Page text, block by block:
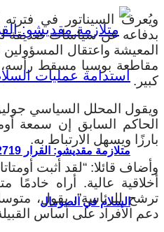
السلام في الصومال
ويُعرف السيناتور في
بدفاعه عن سياسات صديقة
المعيشة واعتقال
مقاطعة بوسيا مسقط رأسه،
كبير.
ويقول المحلل السياسي
الحاكم السابق إن سمعة
بارزًا ويسهل الارتباط به.
وأضاف قائلا: “لقد أثبت
أخلاقية عالية. أراه
ترشح للرئاسة”، يقول،
دعم الأفراد على أساس